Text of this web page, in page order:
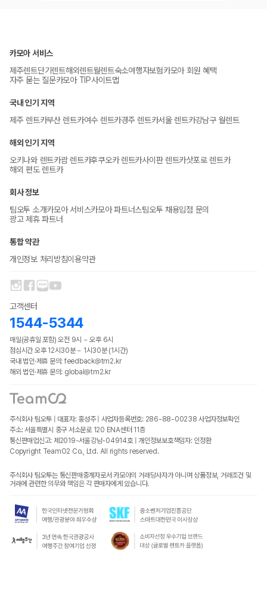
카모아 서비스
제주렌트단기렌트해외렌트월렌트숙소여행자보험카모아 회원 혜택
자주 묻는 질문카모아 TIP사이트맵
국내 인기 지역
제주 렌트카부산 렌트카여수 렌트카경주 렌트카서울 렌트카강남구 월렌트
해외 인기 지역
오키나와 렌트카괌 렌트카후쿠오카 렌트카사이판 렌트카삿포로 렌트카
해외 편도 렌트카
회사 정보
팀오투 소개카모아 서비스카모아 파트너스팀오투 채용입점 문의
광고 제휴 파트너
통합 약관
개인정보 처리방침이용약관
고객센터
1544-5344
매일(공휴일 포함) 오전 9시 ~ 오후 6시
점심시간 오후 12시30분 ~ 1시30분 (1시간)
국내 법인·제휴 문의: feedback@tm2.kr
해외 법인·제휴 문의: global@tm2.kr
주식회사 팀오투 | 대표자: 홍성주 | 사업자등록번호: 286-88-00238 사업자정보확인
주소: 서울특별시 중구 서소문로 120 ENA센터 11층
통신판매업신고: 제2019-서울강남-04914호 | 개인정보보호책임자: 인정환
Copyright TeamO2 Co., Ltd. All rights reserved.
주식회사 팀오투는 통신판매중개자로서 카모아의 거래당사자가 아니며 상품정보, 거래조건 및
거래에 관련한 의무와 책임은 각 판매자에게 있습니다.